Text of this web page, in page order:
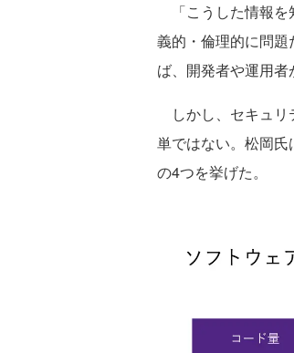
「こうした情報を
義的・倫理的に問
ば、開発者や運用者
しかし、セキュリ
単ではない。松岡氏
の4つを挙げた。